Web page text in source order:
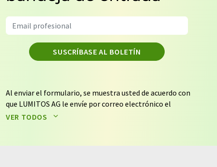
SUSCRÍBASE AL BOLETÍN
Al enviar el formulario, se muestra usted de acuerdo con
que LUMITOS AG le envíe por correo electrónico el
boletín o boletines seleccionados anteriormente. Sus
de nuestrapolítica de protección de datos. LUMITOS
VER TODOS